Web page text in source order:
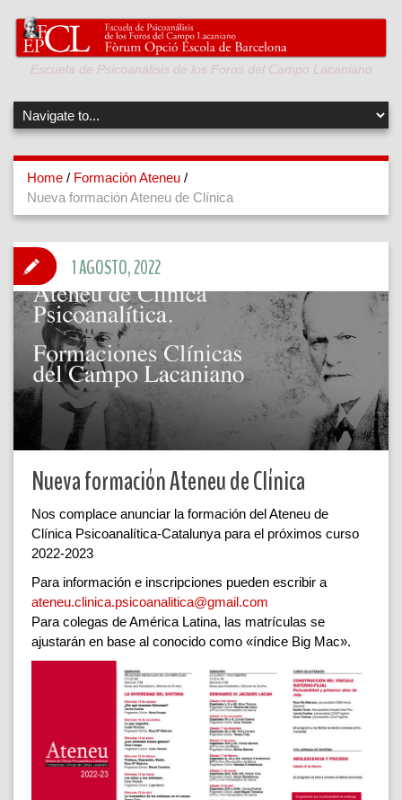
Escuela de Psicoanálisis de los Foros del Campo Lacaniano
Home / Formación Ateneu /
Nueva formación Ateneu de Clínica
Nueva formación Ateneu de Clínica
Nos complace anunciar la formación del Ateneu de
Clínica Psicoanalítica-Catalunya para el próximos curso
2022-2023
Para información e inscripciones pueden escribir a
ateneu.clinica.psicoanalitica@gmail.com
Para colegas de América Latina, las matrículas se
ajustarán en base al conocido como «índice Big Mac».
1 AGOSTO, 2022